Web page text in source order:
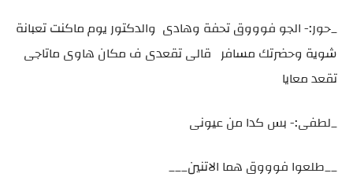
_حور:- الجو فوووق تحفة وهادى والدكتور يوم ماكنت تعبانة
شوية وحضرتك مسافر قالى تقعدى ف مكان هاوى ماتاجى
تقعد معايا
_لطفى:- بس كدا من عيونى
__طلعوا فوووق هما الاتنين___